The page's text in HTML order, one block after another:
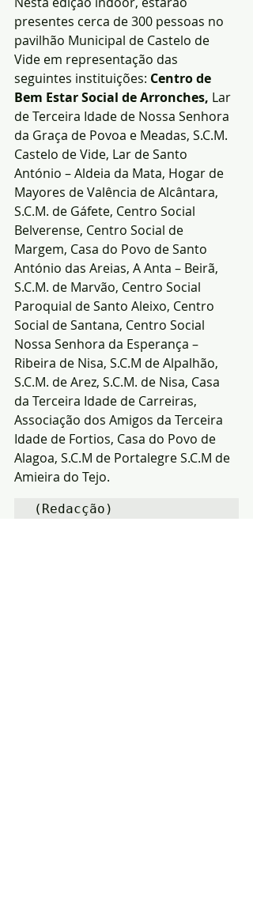
presentes cerca de 300 pessoas no
pavilhão Municipal de Castelo de
Vide em representação das
seguintes instituições: Centro de
Bem Estar Social de Arronches, Lar
de Terceira Idade de Nossa Senhora
da Graça de Povoa e Meadas, S.C.M.
Castelo de Vide, Lar de Santo
António – Aldeia da Mata, Hogar de
Mayores de Valência de Alcântara,
S.C.M. de Gáfete, Centro Social
Belverense, Centro Social de
Margem, Casa do Povo de Santo
António das Areias, A Anta – Beirã,
S.C.M. de Marvão, Centro Social
Paroquial de Santo Aleixo, Centro
Social de Santana, Centro Social
Nossa Senhora da Esperança –
Ribeira de Nisa, S.C.M de Alpalhão,
S.C.M. de Arez, S.C.M. de Nisa, Casa
da Terceira Idade de Carreiras,
Associação dos Amigos da Terceira
Idade de Fortios, Casa do Povo de
Alagoa, S.C.M de Portalegre S.C.M de
Amieira do Tejo.
(Redacção)